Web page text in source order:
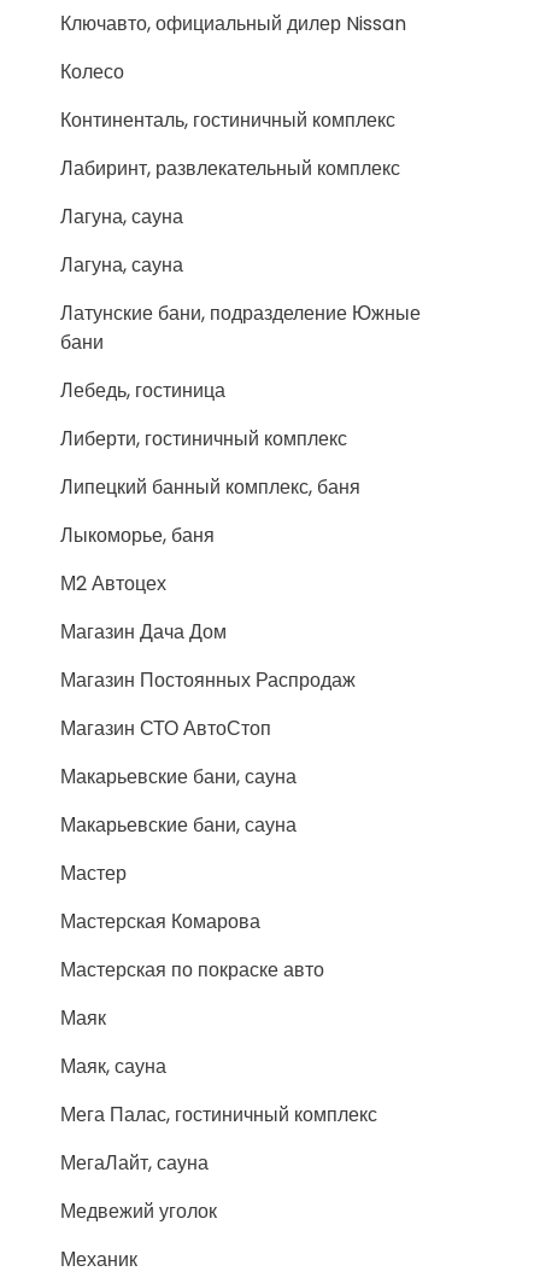
Ключавто, официальный дилер Nissan
Колесо
Континенталь, гостиничный комплекс
Лабиринт, развлекательный комплекс
Лагуна, сауна
Лагуна, сауна
Латунские бани, подразделение Южные
бани
Лебедь, гостиница
Либерти, гостиничный комплекс
Липецкий банный комплекс, баня
Лыкоморье, баня
М2 Автоцех
Магазин Дача Дом
Магазин Постоянных Распродаж
Магазин СТО АвтоСтоп
Макарьевские бани, сауна
Макарьевские бани, сауна
Мастер
Мастерская Комарова
Мастерская по покраске авто
Маяк
Маяк, сауна
Мега Палас, гостиничный комплекс
МегаЛайт, сауна
Медвежий уголок
Механик